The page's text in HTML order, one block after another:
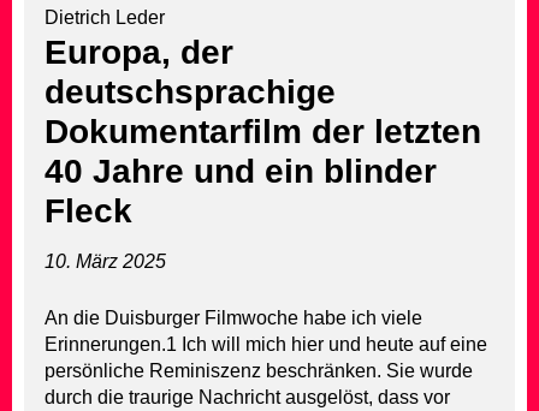
Dietrich Leder
Europa, der
deutschsprachige
Dokumentarfilm der letzten
40 Jahre und ein blinder
Fleck
10. März 2025
An die Duisburger Filmwoche habe ich viele
Erinnerungen.1 Ich will mich hier und heute auf eine
persönliche Reminiszenz beschränken. Sie wurde
durch die traurige Nachricht ausgelöst, dass vor